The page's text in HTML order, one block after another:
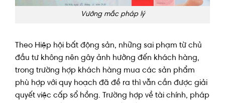
Vướng mắc pháp lý
Theo Hiệp hội bất động sản, những sai phạm từ chủ
đầu tư không nên gây ảnh hưởng đến khách hàng,
trong trường hợp khách hàng mua các sản phẩm
phù hợp với quy hoạch đã đề ra thì vẫn cần được giải
quyết việc cấp sổ hồng. Trường hợp về tài chính, pháp